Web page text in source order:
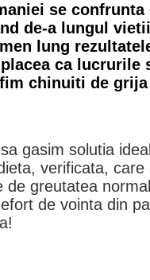
se confrunta
de-a lungul
lung
ca lucrurile
chinuiti de
gasim solutia
verificata,
de greutatea
de vointa din